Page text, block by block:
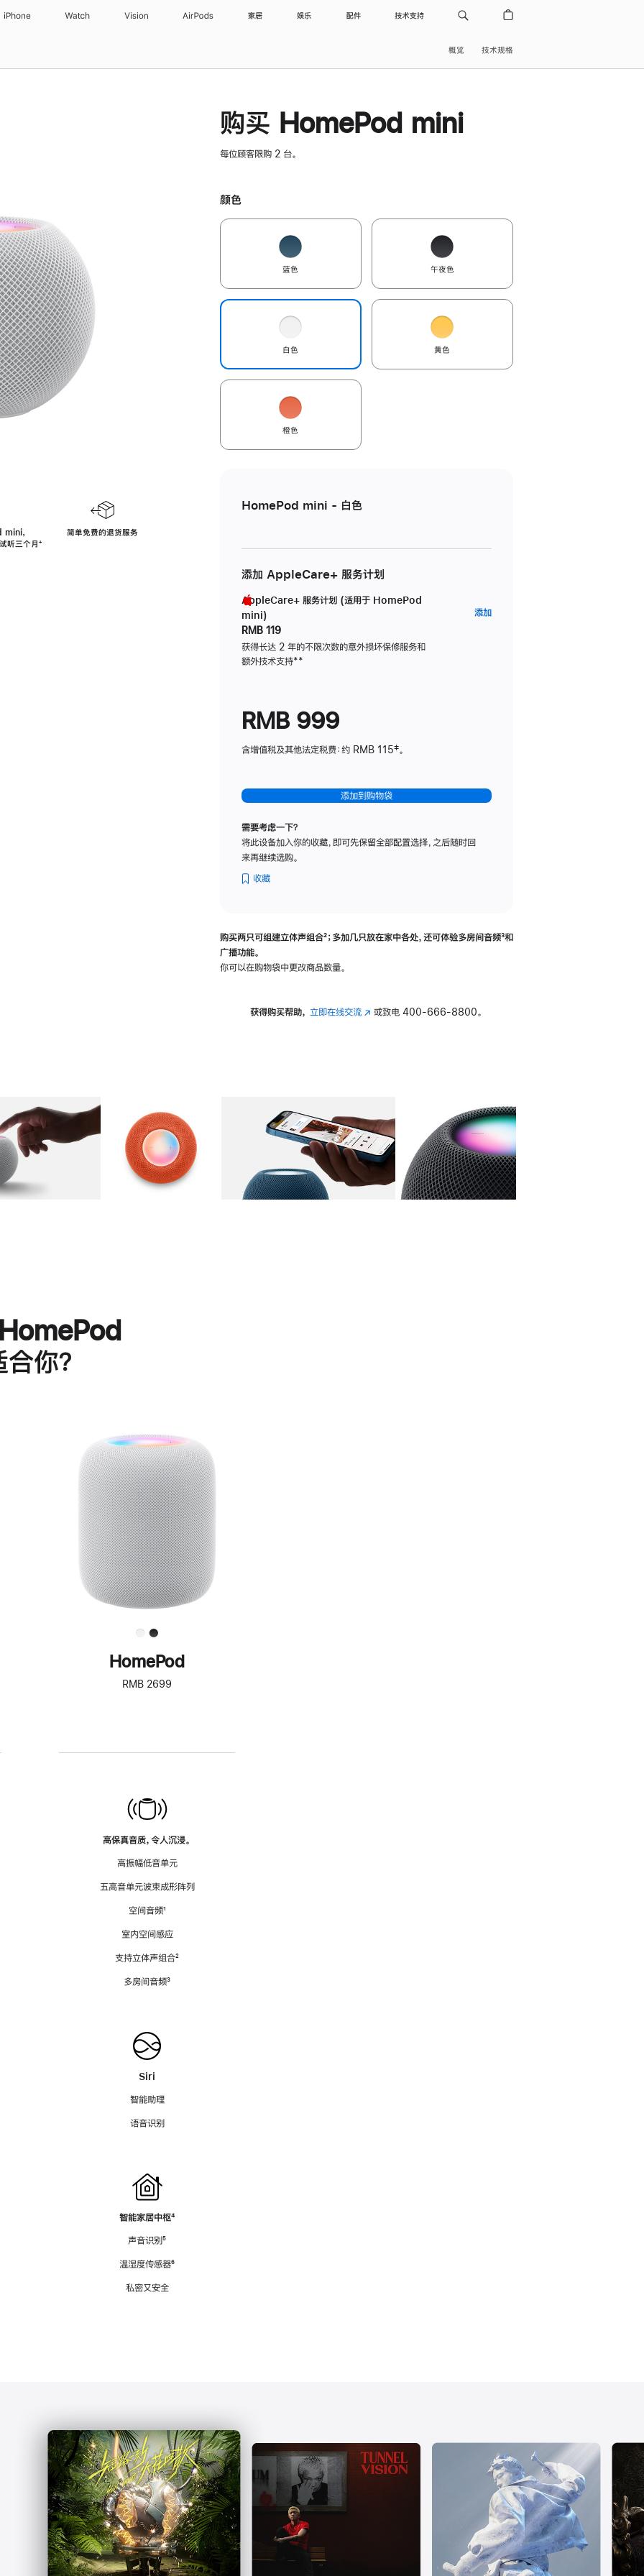
iPhone Watch Vision AirPods 家居 娱乐 配件 技术支持
概览 技术规格
，
听三个月脚
⁺
简单免费的退货服务
购买 HomePod mini
每位顾客限购 2 台。
颜色
蓝色 午夜色
白色 黄色
橙色
HomePod mini - 白色
添加 AppleCare+ 服务计划
AppleCare+ 服务计划 (适用于 HomePod
mini)
RMB 119
获得长达 2 年的不限次数的意外损坏保修服务和
额外技术支持脚
**
添加AppleCare+
RMB 999
含增值税及其他法定税费：约 RMB 115‡。
添加到购物袋
需要考虑一下？
将此设备加入你的收藏，即可先保留全部配置选择，之后随时回
来再继续选购。
收藏
购买两只可组建立体声组合脚
²；多加几只放在家中各处，还可体验多‍房‍间音频脚
³和
广播功能。
你可以在购物袋中更改商品数量。
获得购买帮助， 立即在线交流(在 或致电 400-666-8800。
图库 图像 图库 图像 图库 图像 4 图库 图像 5
你？
进
一
步
了
解
HomePod<
HomePod
RMB 2699
高保真音质，令人沉浸。
高振幅低音单元
五高音单元波束成形阵列
空间音频脚
¹
室内空间感应
支持立体声组合脚
²
多房间音频脚
³
Siri
智能助理
语音识别
智能家居中枢脚
⁴
声音识别脚
⁵
温湿度传感器脚
⁶
私密又安全